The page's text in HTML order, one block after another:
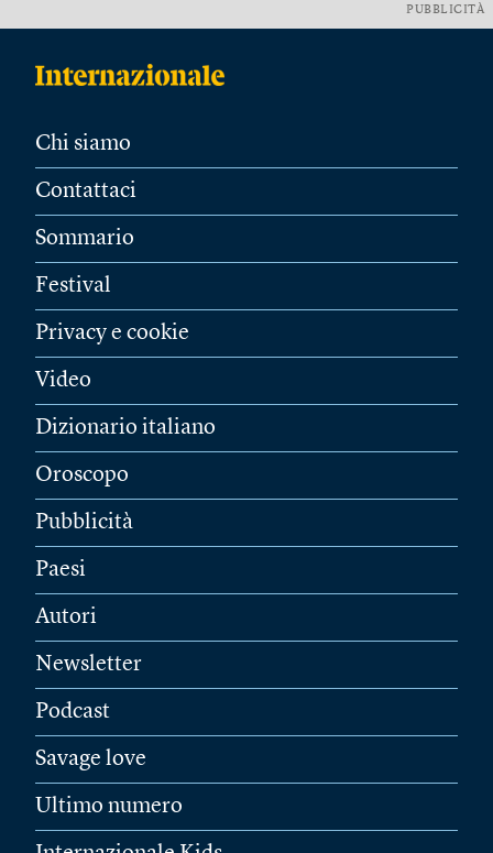
PUBBLICITÀ
Chi siamo
Contattaci
Sommario
Festival
Privacy e cookie
Video
Dizionario italiano
Oroscopo
Pubblicità
Paesi
Autori
Newsletter
Podcast
Savage love
Ultimo numero